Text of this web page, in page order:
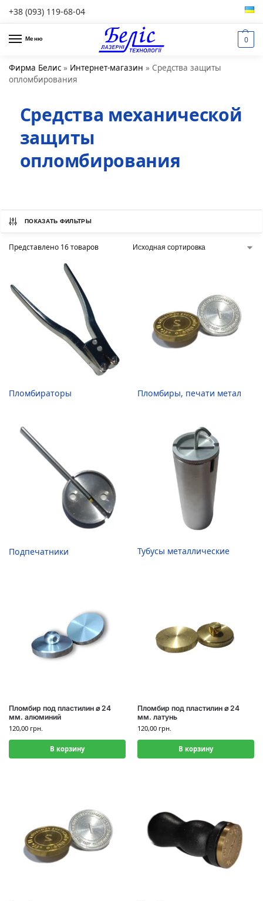
+38 (093) 119-68-04
Меню 0
Фирма Белис » Интернет-магазин » Средства защиты
опломбирования
Средства механической
защиты
опломбирования
ПОКАЗАТЬ ФИЛЬТРЫ
Представлено 16 товаров
Пломбираторы Пломбиры, печати метал
Подпечатники Тубусы металлические
Пломбир под пластилин ⌀ 24
мм. алюминий
120,00 грн.
В корзину
Пломбир под пластилин ⌀ 24
мм. латунь
120,00 грн.
В корзину